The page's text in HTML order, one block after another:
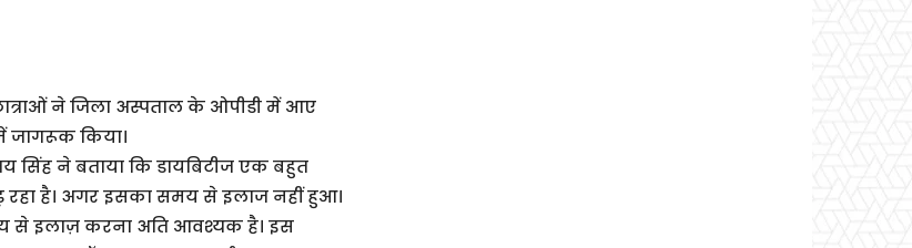
ने जिला अस्पताल के ओपीडी में आए
जागरूक किया।
सिंह ने बताया कि डायबिटीज एक बहुत
रहा है। अगर इसका समय से इलाज नहीं हुआ।
से इलाज़ करना अति आवश्यक है। इस